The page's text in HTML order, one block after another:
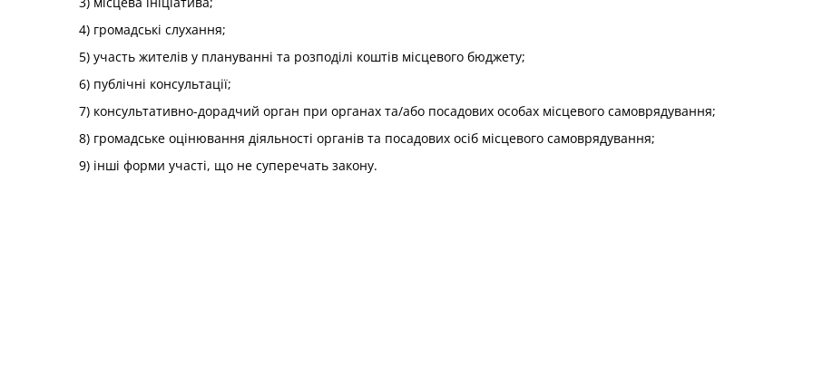
4) громадські слухання;
5) участь жителів у плануванні та розподілі коштів місцевого бюджету;
6) публічні консультації;
7) консультативно-дорадчий орган при органах та/або посадових особах місцевого самоврядування;
8) громадське оцінювання діяльності органів та посадових осіб місцевого самоврядування;
9) інші форми участі, що не суперечать закону.